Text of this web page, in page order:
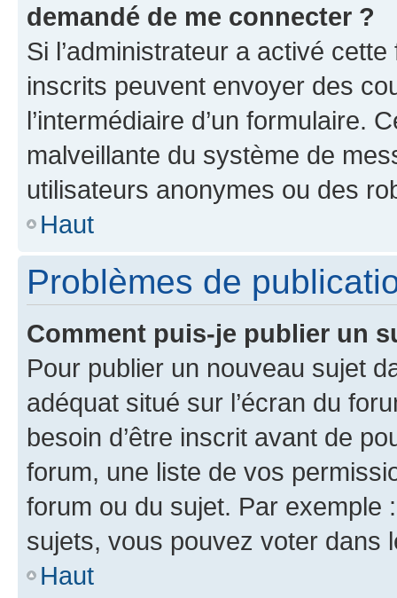
demandé de me connecter ?
Si l’administrateur a activé
inscrits peuvent envoyer des
l’intermédiaire d’un formulaire.
malveillante du système de
utilisateurs anonymes ou des
Haut
Problèmes de
Comment puis-je publier un
Pour publier un nouveau sujet
adéquat situé sur l’écran du
besoin d’être inscrit avant de
forum, une liste de vos
forum ou du sujet. Par exemple
sujets, vous pouvez voter dans
Haut